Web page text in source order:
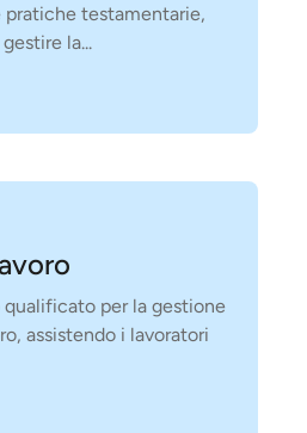
testamentarie,
la...
per la gestione
assistendo i lavoratori